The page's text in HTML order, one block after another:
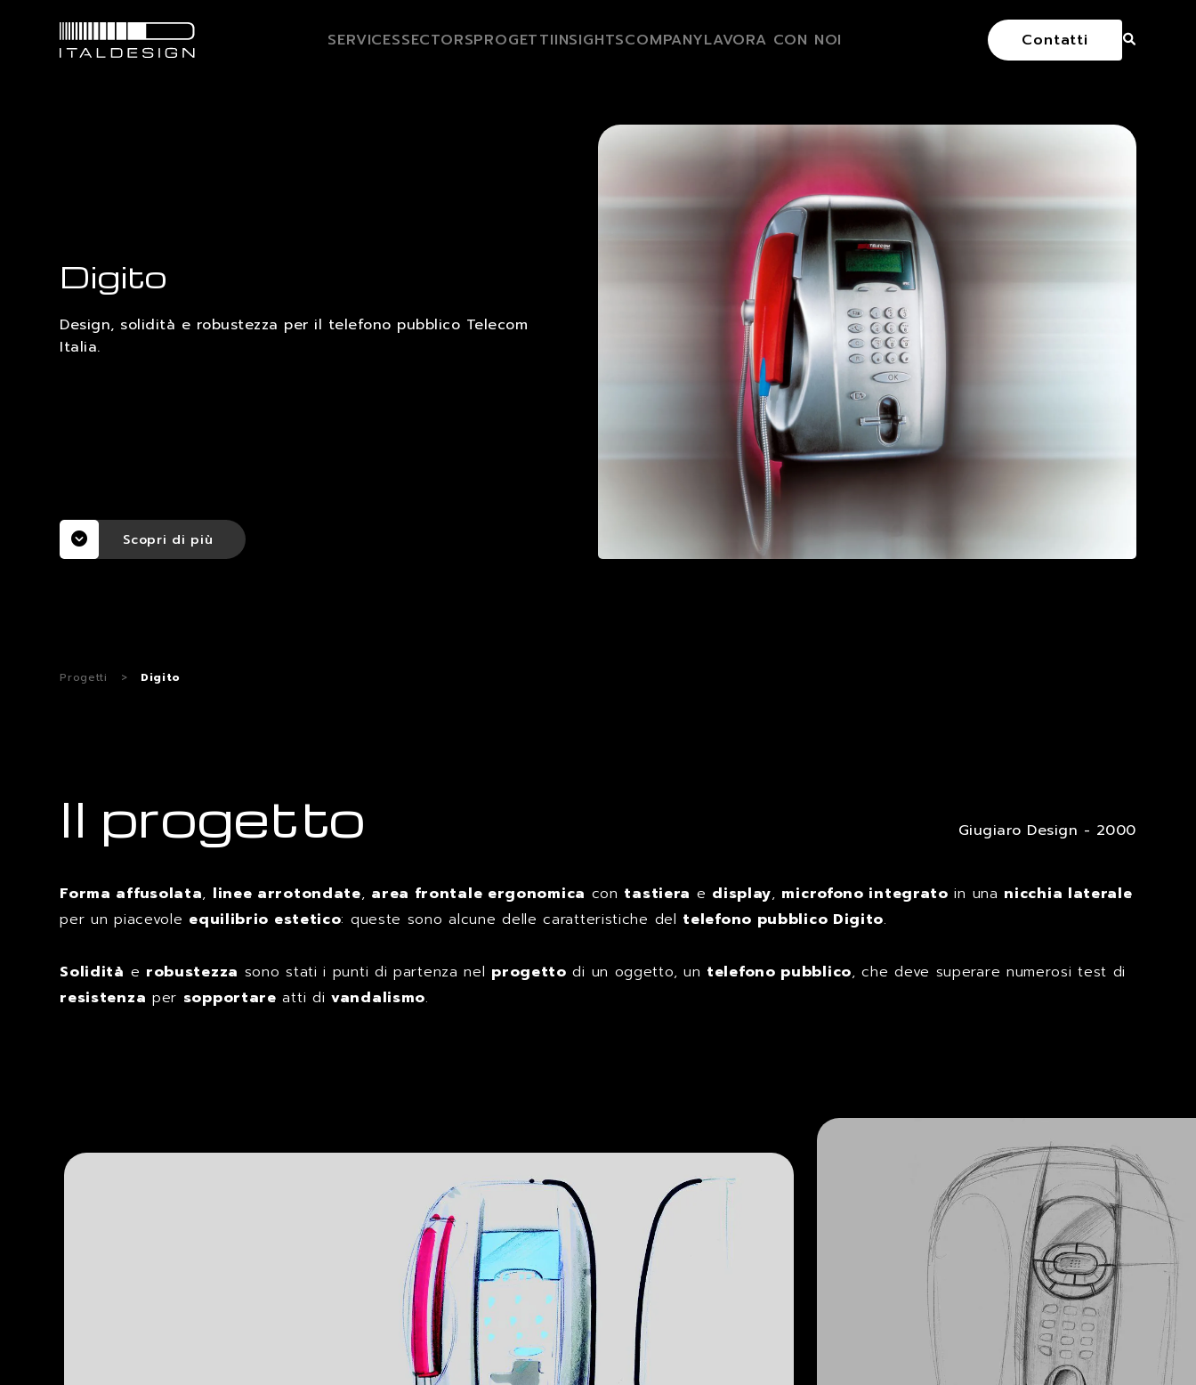
SERVICESSECTORSPROGETTIINSIGHTSCOMPANYLAVORA CON NOI Contatti
Digito
Design, solidità e robustezza per il telefono pubblico Telecom
Italia.
Scopri di più
Progetti > Digito
Il progetto Giugiaro Design - 2000
Forma affusolata, linee arrotondate, area frontale ergonomica con tastiera e display, microfono integrato in una nicchia laterale
per un piacevole equilibrio estetico: queste sono alcune delle caratteristiche del telefono pubblico Digito.
Solidità e robustezza sono stati i punti di partenza nel progetto di un oggetto, un telefono pubblico, che deve superare numerosi test di
resistenza per sopportare atti divandalismo.